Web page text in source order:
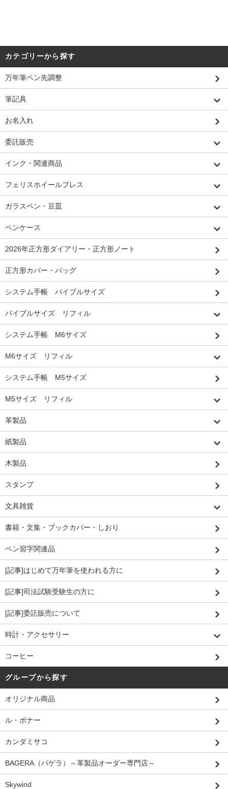
カテゴリーから探す
万年筆ペン先調整
筆記具
お名入れ
委託販売
インク・関連商品
フェリスホイールプレス
ガラスペン・豆皿
ペンケース
2026年正方形ダイアリー・正方形ノート
正方形カバー・バッグ
システム手帳 バイブルサイズ
バイブルサイズ リフィル
システム手帳 M6サイズ
M6サイズ リフィル
システム手帳 M5サイズ
M5サイズ リフィル
革製品
紙製品
木製品
スタンプ
文具雑貨
書籍・文集・ブックカバー・しおり
ペン習字関連品
[記事]はじめて万年筆を使われる方に
[記事]司法試験受験生の方に
[記事]委託販売について
時計・アクセサリー
コーヒー
グループから探す
オリジナル商品
ル・ボナー
カンダミサコ
BAGERA（バゲラ）～革製品オーダー専門店～
Skywind